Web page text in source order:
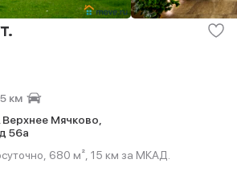
км
Верхнее Мячково,
д 56а
680 м², 15 км за МКАД.